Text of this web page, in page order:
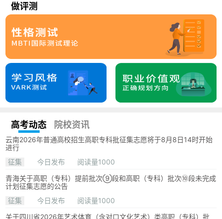
做评测
高考动态 院校资讯
云南2026年普通高校招生高职专科批征集志愿将于8月8日14时开始
进行
征集
今日发布
阅读量1000
青海关于高职（专科）提前批次⑨段和高职（专科）批次⑩段未完成
计划征集志愿的公告
征集
今日发布
阅读量1000
关于四川省2026年艺术体育（含对口文化艺术）类高职（专科）批